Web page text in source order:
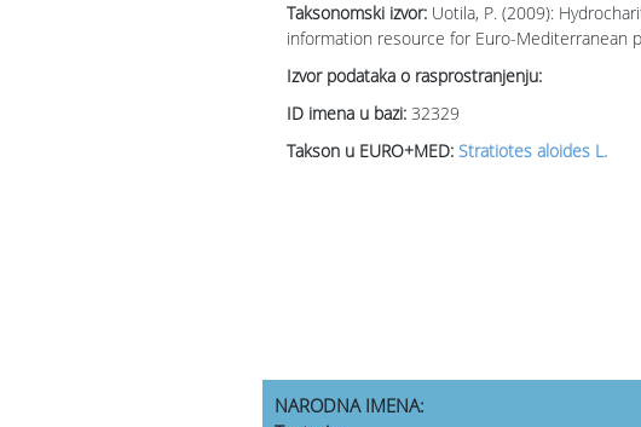
Taksonomski izvor: Uotila, P. (2009):
information resource for Euro-Mediterranean
Izvor podataka o rasprostranjenju:
ID imena u bazi: 32329
Takson u EURO+MED: Stratiotes aloides L.
NARODNA IMENA: